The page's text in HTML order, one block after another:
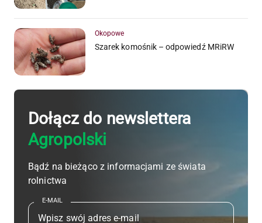
Okopowe
Szarek komośnik – odpowiedź MRiRW
Dołącz do newslettera
Agropolski
Bądź na bieżąco z informacjami ze świata
rolnictwa
E-MAIL